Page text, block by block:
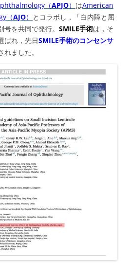
（APJO） はAmerican
（AJO） とコラボし，「白内障と屈
を共同で発行。 SMILE手術は，そ
ばれ，先日SMILE手術のコンセンサ
れました。